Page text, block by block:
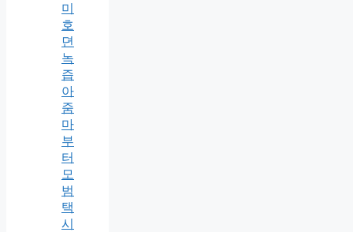
미
호
뎐
녹
즙
아
줌
마
부
터
모
범
택
시